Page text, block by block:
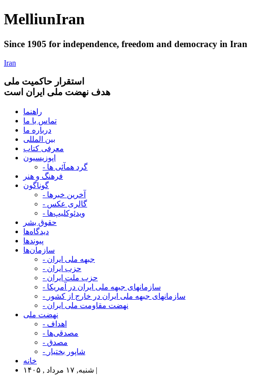
MelliunIran
Since 1905 for independence, freedom and democracy in Iran
Iran
استقرار حاکميت ملی
هدف نهضت ملی ایران است
راهنما
تماس با ما
درباره ما
بین المللی
معرفی کتاب
اپوزیسیون
- گرد همآئی ها
فرهنگ و هنر
گوناگون
- آخرین خبرها
- گالری عکس
- ویدئوکلیپ‌ها
حقوق بشر
دیدگاه‌ها
پیوندها
سازمان‌ها
- جبهه ملی ایران
- حزب ایران
- حزب ملت ایران
- سازمانهای جبهه ملی ایران در آمریکا
- سازمانهای جبهه ملی ایران در خارج از کشور
- نهضت مقاومت ملی ایران
نهضت ملی
- اهداف
- مصدقی‌ها
- مصدق
- شاپور بختیار
خانه
شنبه, ۱۷ مرداد , ۱۴۰۵ |